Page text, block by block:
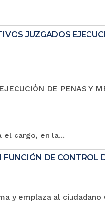
JUZGADOS
DE PENAS Y
el cargo, en la...
DE CONTROL
emplaza al ciudadano